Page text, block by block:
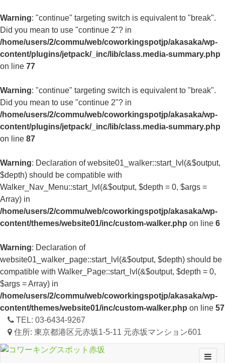
Warning: "continue" targeting switch is equivalent to "break".
Did you mean to use "continue 2"? in
/home/users/2/commu/web/coworkingspotjp/akasaka/wp-
content/plugins/jetpack/_inc/lib/class.media-summary.php
on line 77
Warning: "continue" targeting switch is equivalent to "break".
Did you mean to use "continue 2"? in
/home/users/2/commu/web/coworkingspotjp/akasaka/wp-
content/plugins/jetpack/_inc/lib/class.media-summary.php
on line 87
Warning: Declaration of website01_walker::start_lvl(&$output,
$depth) should be compatible with
Walker_Nav_Menu::start_lvl(&$output, $depth = 0, $args =
Array) in
/home/users/2/commu/web/coworkingspotjp/akasaka/wp-
content/themes/website01/inc/custom-walker.php on line 6
Warning: Declaration of
website01_walker_page::start_lvl(&$output, $depth) should be
compatible with Walker_Page::start_lvl(&$output, $depth = 0,
$args = Array) in
/home/users/2/commu/web/coworkingspotjp/akasaka/wp-
content/themes/website01/inc/custom-walker.php on line 57
TEL: 03-6434-9267
住所: 東京都港区元赤坂1-5-11 元赤坂マンション601